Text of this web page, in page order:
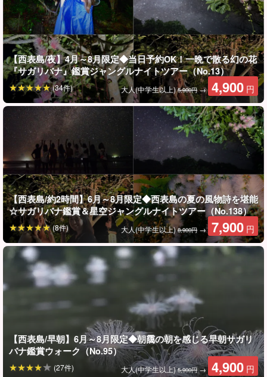
早朝スタートで静寂の西表島を満喫♪
観光客が少ない早朝の川はとても静かで、自然の音や香りをより
深く感じられます。
ツアー後も時間に余裕があり、その後の観光や移動を効率よく楽
しめるのも嬉しいポイントです。
【西表島/夜】4月～8月限定◆当日予約OK！一晩で散る幻の花
『サガリバナ』鑑賞ジャングルナイトツアー（No.13）
大人(中学生以上)5,900円→ 4,900 円
(34件)
【西表島/約2時間】6月～8月限定◆西表島の夏の風物詩を堪能
☆サガリバナ鑑賞＆星空ジャングルナイトツアー（No.138）
大人(中学生以上)8,900円→ 7,900 円
(8件)
【西表島/早朝】6月～8月限定◆朝靄の朝を感じる早朝サガリ
バナ鑑賞ウォーク（No.95）
大人(中学生以上)5,900円→ 4,900 円
(27件)